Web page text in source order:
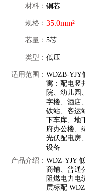
材料：铜芯
规格：35.0mm²
芯量：5芯
类型：低压
适用范围：WDZB-YJY
寓：配电竖
院、幼儿园
字楼、酒店
铁站、客运
下车库、地
府办公楼、
光伏配电房
设备
产品介绍：WDZ-YJY
商铺、普通
阻燃电力电
层标配